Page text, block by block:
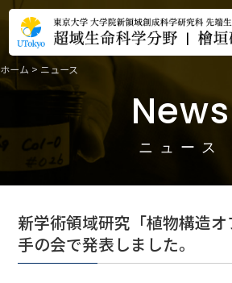
ホーム
研究内容
メンバ
●研究業績
ホーム > ニュース
News
ニュース
新学術領域研究「植物構造
手の会で発表しました。